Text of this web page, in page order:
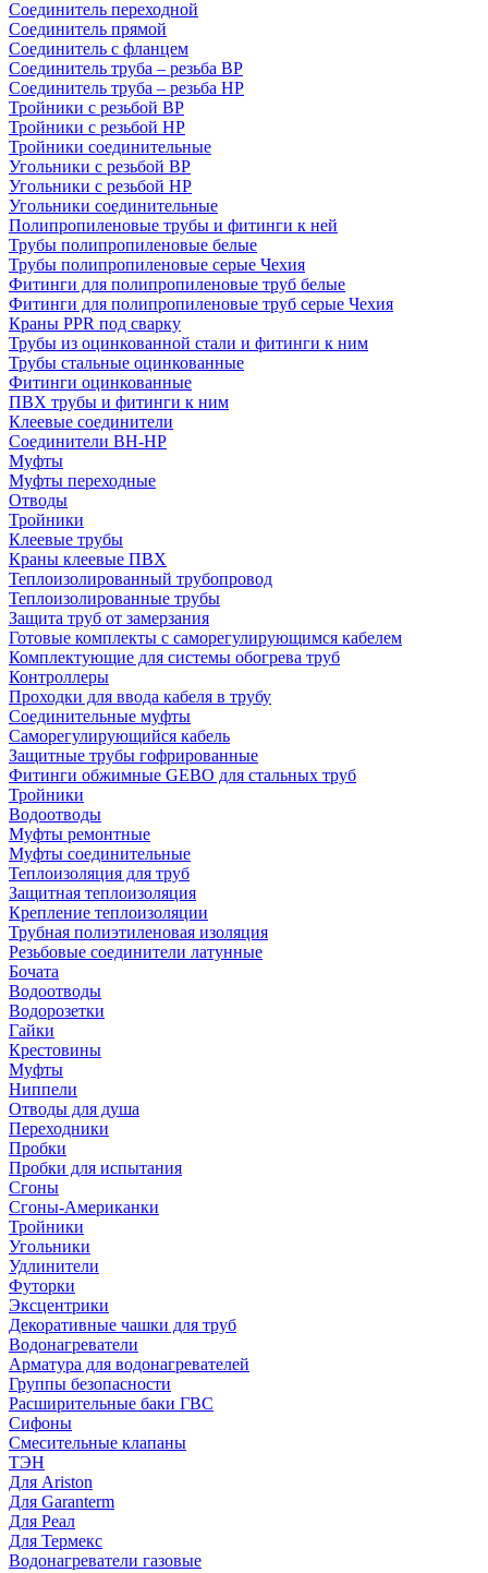
Соединитель переходной
Соединитель прямой
Соединитель с фланцем
Соединитель труба – резьба ВР
Соединитель труба – резьба НР
Тройники с резьбой ВР
Тройники с резьбой НР
Тройники соединительные
Угольники с резьбой ВР
Угольники с резьбой НР
Угольники соединительные
Полипропиленовые трубы и фитинги к ней
Трубы полипропиленовые белые
Трубы полипропиленовые серые Чехия
Фитинги для полипропиленовые труб белые
Фитинги для полипропиленовые труб серые Чехия
Краны PPR под сварку
Трубы из оцинкованной стали и фитинги к ним
Трубы стальные оцинкованные
Фитинги оцинкованные
ПВХ трубы и фитинги к ним
Клеевые соединители
Соединители ВН-НР
Муфты
Муфты переходные
Отводы
Тройники
Клеевые трубы
Краны клеевые ПВХ
Теплоизолированный трубопровод
Теплоизолированные трубы
Защита труб от замерзания
Готовые комплекты с саморегулирующимся кабелем
Комплектующие для системы обогрева труб
Контроллеры
Проходки для ввода кабеля в трубу
Соединительные муфты
Саморегулирующийся кабель
Защитные трубы гофрированные
Фитинги обжимные GEBO для стальных труб
Тройники
Водоотводы
Муфты ремонтные
Муфты соединительные
Теплоизоляция для труб
Защитная теплоизоляция
Крепление теплоизоляции
Трубная полиэтиленовая изоляция
Резьбовые соединители латунные
Бочата
Водоотводы
Водорозетки
Гайки
Крестовины
Муфты
Ниппели
Отводы для душа
Переходники
Пробки
Пробки для испытания
Сгоны
Сгоны-Американки
Тройники
Угольники
Удлинители
Футорки
Эксцентрики
Декоративные чашки для труб
Водонагреватели
Арматура для водонагревателей
Группы безопасности
Расширительные баки ГВС
Сифоны
Смесительные клапаны
ТЭН
Для Ariston
Для Garanterm
Для Реал
Для Термекс
Водонагреватели газовые